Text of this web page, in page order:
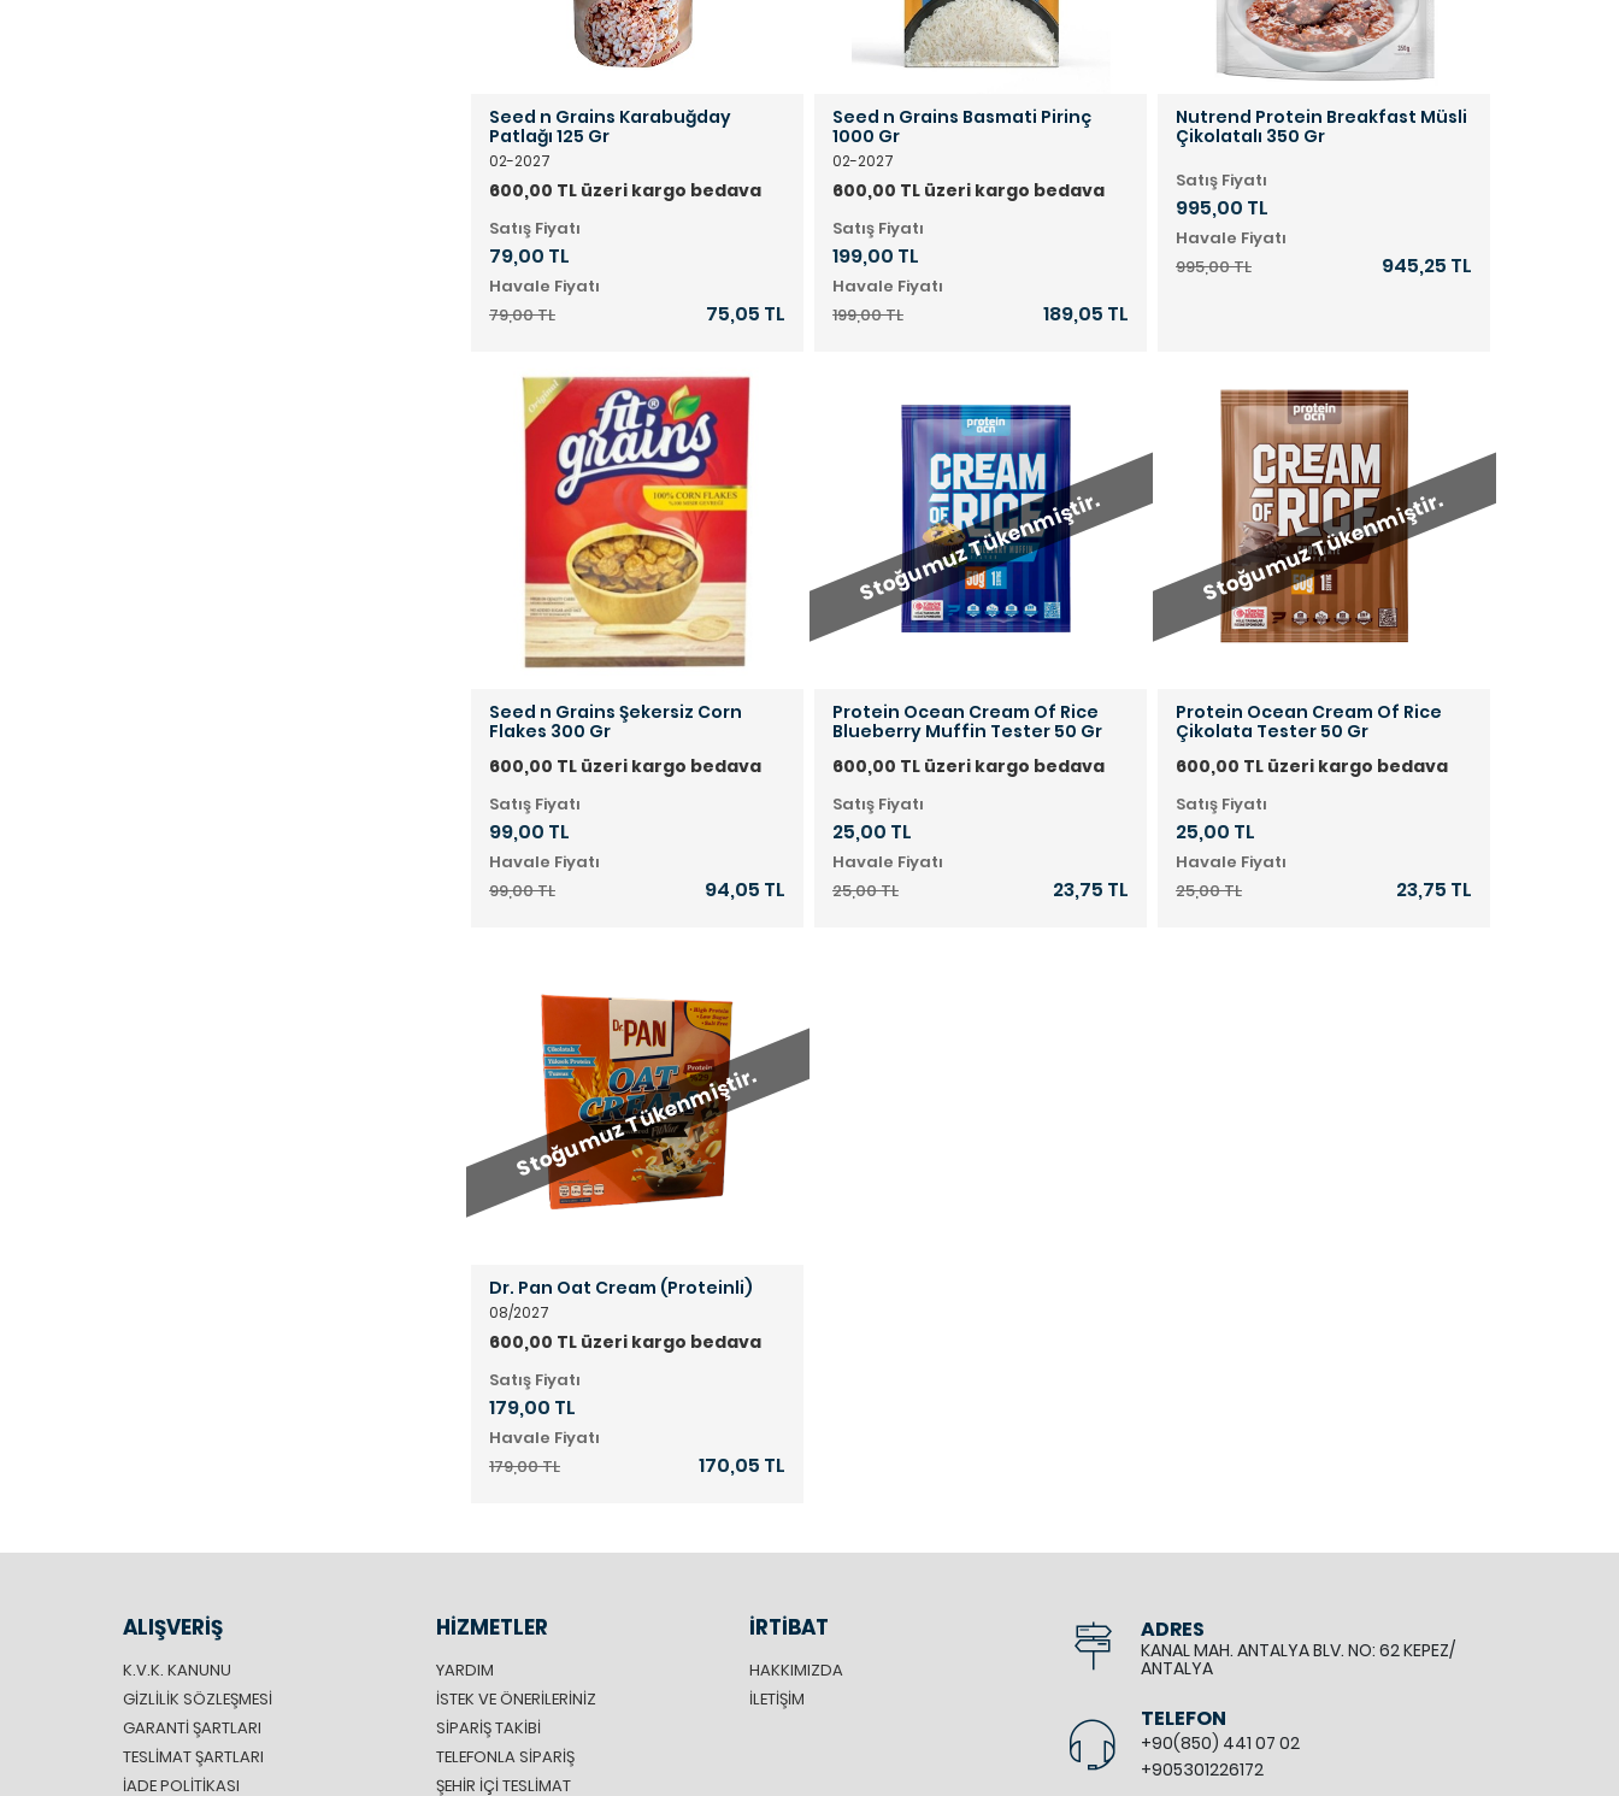
Seed n Grains Karabuğday
Patlağı 125 Gr
02-2027
600,00 TL üzeri kargo bedava
Satış Fiyatı
79,00 TL
Havale Fiyatı
79,00 TL
75,05 TL
Seed n Grains Basmati Pirinç
1000 Gr
02-2027
600,00 TL üzeri kargo bedava
Satış Fiyatı
199,00 TL
Havale Fiyatı
199,00 TL
189,05 TL
Nutrend Protein Breakfast Müsli
Çikolatalı 350 Gr
Satış Fiyatı
995,00 TL
Havale Fiyatı
995,00 TL
945,25 TL
Seed n Grains Şekersiz Corn
Flakes 300 Gr
600,00 TL üzeri kargo bedava
Satış Fiyatı
99,00 TL
Havale Fiyatı
99,00 TL
94,05 TL
Stoğumuz Tükenmiştir.
Protein Ocean Cream Of Rice
Blueberry Muffin Tester 50 Gr
600,00 TL üzeri kargo bedava
Satış Fiyatı
25,00 TL
Havale Fiyatı
25,00 TL
23,75 TL
Stoğumuz Tükenmiştir.
Protein Ocean Cream Of Rice
Çikolata Tester 50 Gr
600,00 TL üzeri kargo bedava
Satış Fiyatı
25,00 TL
Havale Fiyatı
25,00 TL
23,75 TL
Stoğumuz Tükenmiştir.
Dr. Pan Oat Cream (Proteinli)
08/2027
600,00 TL üzeri kargo bedava
Satış Fiyatı
179,00 TL
Havale Fiyatı
179,00 TL
170,05 TL
ALIŞVERİŞ
K.V.K. KANUNU
GIZLILIK SÖZLEŞMESI
GARANTI ŞARTLARI
TESLIMAT ŞARTLARI
İADE POLITIKASI
HİZMETLER
YARDIM
İSTEK VE ÖNERILERINIZ
SIPARIŞ TAKIBI
TELEFONLA SIPARIŞ
ŞEHIR IÇI TESLIMAT
İRTİBAT
HAKKIMIZDA
İLETIŞIM
ADRES
KANAL MAH. ANTALYA BLV. NO: 62 KEPEZ/
ANTALYA
TELEFON
+90(850) 441 07 02
+905301226172